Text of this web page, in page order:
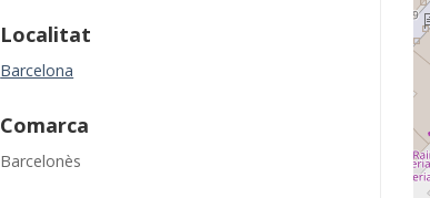
Localitat
Barcelona
Comarca
Barcelonès